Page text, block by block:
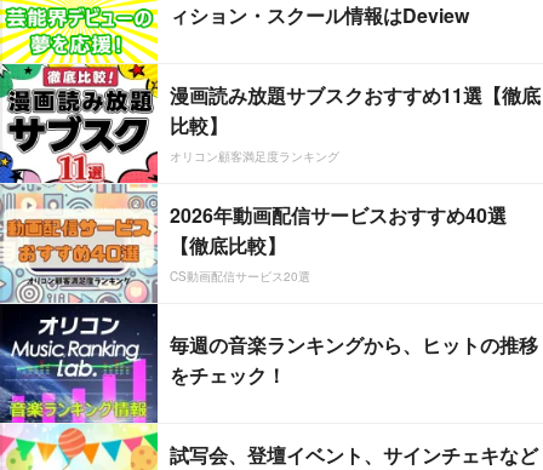
ィション・スクール情報はDeview
漫画読み放題サブスクおすすめ11選【徹底
比較】
オリコン顧客満足度ランキング
2026年動画配信サービスおすすめ40選
【徹底比較】
CS動画配信サービス20選
毎週の音楽ランキングから、ヒットの推移
をチェック！
試写会、登壇イベント、サインチェキなど